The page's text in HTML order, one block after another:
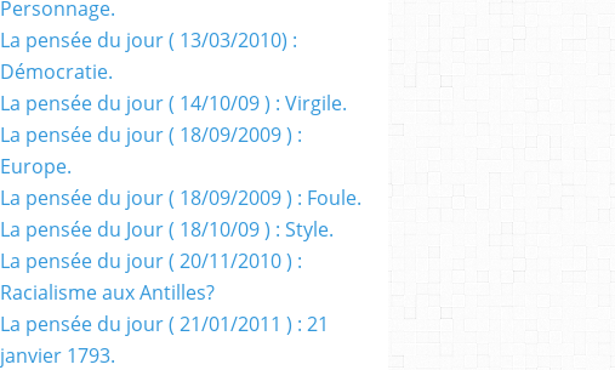
Personnage.
La pensée du jour ( 13/03/2010) :
Démocratie.
La pensée du jour ( 14/10/09 ) : Virgile.
La pensée du jour ( 18/09/2009 ) :
Europe.
La pensée du jour ( 18/09/2009 ) : Foule.
La pensée du Jour ( 18/10/09 ) : Style.
La pensée du jour ( 20/11/2010 ) :
Racialisme aux Antilles?
La pensée du jour ( 21/01/2011 ) : 21
janvier 1793.